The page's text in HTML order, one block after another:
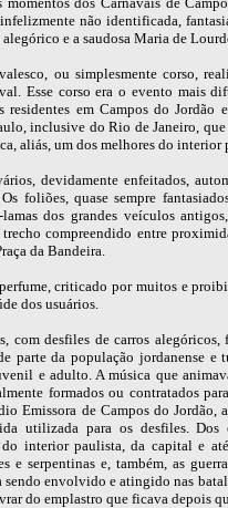
não identificada,
alegórico e a saudosa Maria de
ou simplesmente corso,
Esse corso era o evento mais
em Campos do Jordão
inclusive do Rio de Janeiro,
aliás, um dos melhores do interior
devidamente enfeitados,
foliões, quase sempre
dos grandes veículos
compreendido entre
da Bandeira.
criticado por muitos e
dos usuários.
com desfiles de carros alegóricos,
parte da população jordanense e
e adulto. A música que
formados ou contratados
Emissora de Campos do Jordão,
utilizada para os desfiles. Dos
interior paulista, da capital e
e serpentinas e, também, as
envolvido e atingido nas
do emplastro que ficava depois